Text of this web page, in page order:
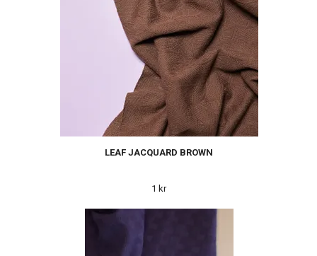
LEAF JACQUARD BROWN
1 kr